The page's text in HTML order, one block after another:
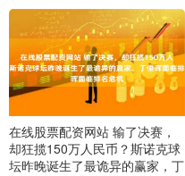
在线股票配资网站 输了决赛，
却狂揽150万人民币？斯诺克球
坛昨晚诞生了最诡异的赢家，丁